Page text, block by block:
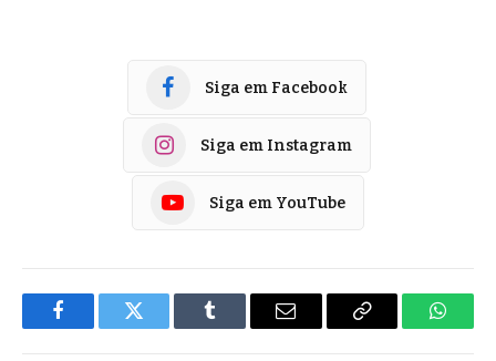
Siga em Facebook
Siga em Instagram
Siga em YouTube
FacebookTwitter Tumblr
E-
Copiar